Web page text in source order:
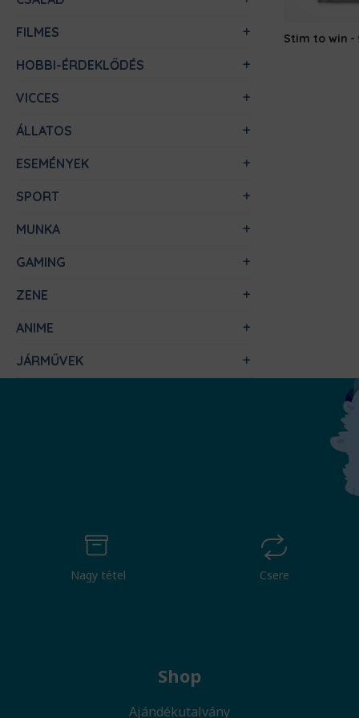
FILMES
HOBBI-ÉRDEKLŐDÉS
VICCES
ÁLLATOS
ESEMÉNYEK
SPORT
MUNKA
GAMING
ZENE
ANIME
JÁRMŰVEK
Stim to win
Nagy tétel Csere
Shop
Ajándékutalvány